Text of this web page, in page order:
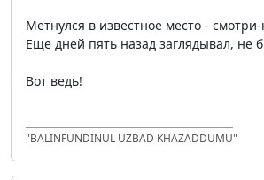
Метнулся в известное место -
Еще дней пять назад заглядывал, не
Вот ведь!
"BALINFUNDINUL UZBAD KHAZADDUMU"